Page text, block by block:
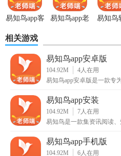
【易知鸟app技巧】
并直接添加为笔记，方便快捷。
2. 语音转文字：支持语音输入
字，适合快速记录会议要点或口
易知鸟app客
易知鸟app老
易知鸟
相关游戏
易知鸟app安卓版
104.92M 4人在用
易知鸟app安卓版是一款专
易知鸟app安装
104.92M 7人在用
易知鸟是一款集资讯阅读
易知鸟app手机版
104.92M 6人在用